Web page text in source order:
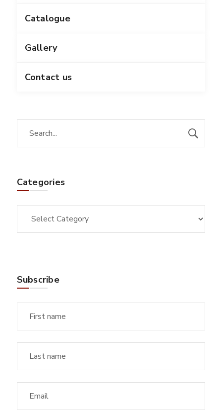
Catalogue
Gallery
Contact us
Categories
Subscribe